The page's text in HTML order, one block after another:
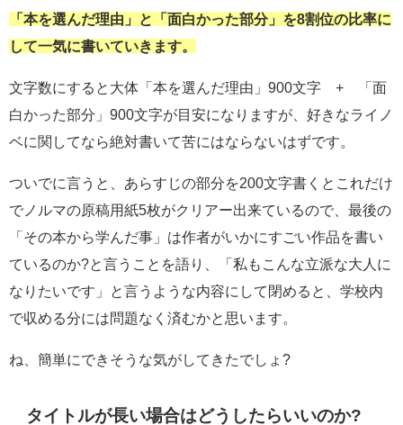
「本を選んだ理由」と「面白かった部分」を8割位の比率に
して一気に書いていきます。
文字数にすると大体「本を選んだ理由」900文字 + 「面
白かった部分」900文字が目安になりますが、好きなライノ
ベに関してなら絶対書いて苦にはならないはずです。
ついでに言うと、あらすじの部分を200文字書くとこれだけ
でノルマの原稿用紙5枚がクリアー出来ているので、最後の
「その本から学んだ事」は作者がいかにすごい作品を書い
ているのか?と言うことを語り、「私もこんな立派な大人に
なりたいです」と言うような内容にして閉めると、学校内
で収める分には問題なく済むかと思います。
ね、簡単にできそうな気がしてきたでしょ?
タイトルが長い場合はどうしたらいいのか?